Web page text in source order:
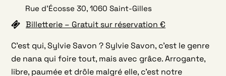
Rue d’Écosse 30, 1060 Saint-Gilles
Billetterie – Gratuit sur réservation €
C’est qui, Sylvie Savon ? Sylvie Savon, c’est le genre
de nana qui foire tout, mais avec grâce. Arrogante,
libre, paumée et drôle malgré elle, c’est notre